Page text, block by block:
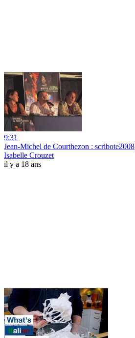
9:31
Jean-Michel de Courthezon : scribote2008
Isabelle Crouzet
il y a 18 ans